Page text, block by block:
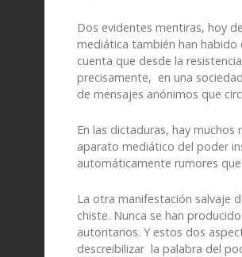
Dos evidentes mentiras, hoy
mediática también han
cuenta que desde la
precisamente, en una
de mensajes anónimos que
En las dictaduras, hay
aparato mediático del poder
automáticamente rumores
La otra manifestación salvaje
chiste. Nunca se han
autoritarios. Y estos dos
descreibilizar la palabra del